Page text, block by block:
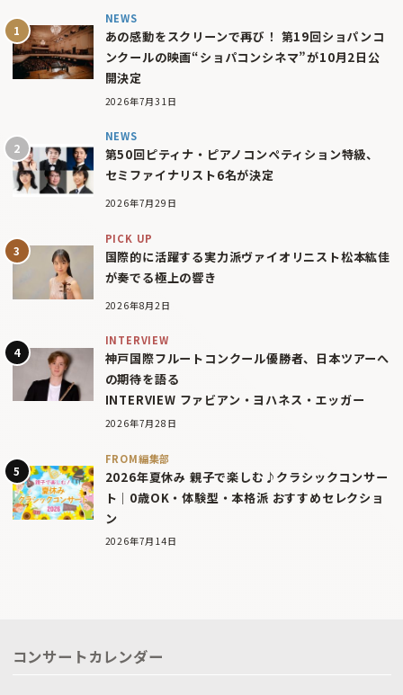
NEWS
あの感動をスクリーンで再び！ 第19回ショパンコ
ンクールの映画“ショパコンシネマ”が10月2日公
開決定
2026年7月31日
NEWS
第50回ピティナ・ピアノコンペティション特級、
セミファイナリスト6名が決定
2026年7月29日
PICK UP
国際的に活躍する実力派ヴァイオリニスト松本紘佳
が奏でる極上の響き
2026年8月2日
INTERVIEW
神戸国際フルートコンクール優勝者、日本ツアーへ
の期待を語る
INTERVIEW ファビアン・ヨハネス・エッガー
2026年7月28日
FROM編集部
2026年夏休み 親子で楽しむ♪クラシックコンサー
ト｜0歳OK・体験型・本格派 おすすめセレクショ
ン
2026年7月14日
コンサートカレンダー